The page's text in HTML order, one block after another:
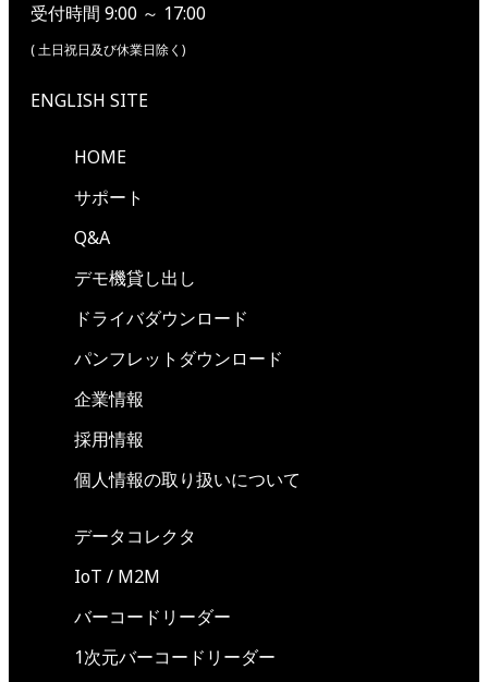
受付時間 9:00 ～ 17:00
( 土日祝日及び休業日除く)
ENGLISH SITE
HOME
サポート
Q&A
デモ機貸し出し
ドライバダウンロード
パンフレットダウンロード
企業情報
採用情報
個人情報の取り扱いについて
データコレクタ
IoT / M2M
バーコードリーダー
1次元バーコードリーダー